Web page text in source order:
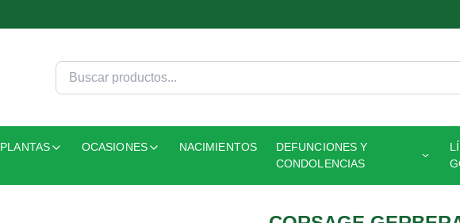
PLANTAS OCASIONES NACIMIENTOS
DEFUNCIONES Y
CONDOLENCIAS